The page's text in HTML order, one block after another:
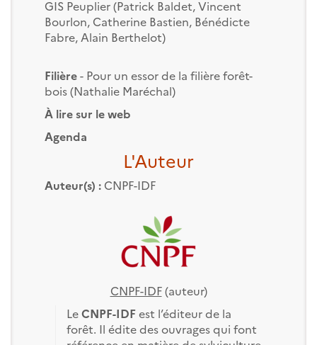
GIS Peuplier (Patrick Baldet, Vincent
Bourlon, Catherine Bastien, Bénédicte
Fabre, Alain Berthelot)
Filière- Pour un essor de la filière forêt-
bois (Nathalie Maréchal)
À lire sur le web
Agenda
L'Auteur
Auteur(s) : CNPF-IDF
CNPF-IDF(auteur)
LeCNPF-IDFest l’éditeur de la
forêt. Il édite des ouvrages qui font